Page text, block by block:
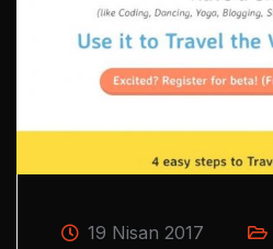
19 Nisan 2017